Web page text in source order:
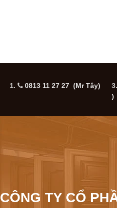
1. 0813 11 27 27 (Mr Tây) 3.
)
CÔNG TY CỔ